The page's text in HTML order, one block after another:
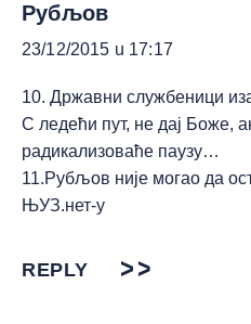
Рубљов
23/12/2015 u 17:17
10. Државни службеници
С ледећи пут, не дај Боже,
радикализоваће паузу…
11.Рубљов није могао да
ЊУЗ.нет-у
REPLY